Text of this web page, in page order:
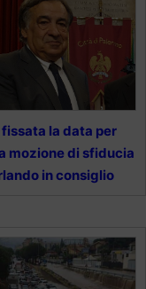
la data per
mozione di sfiducia
in consiglio